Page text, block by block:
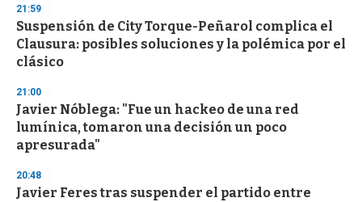
21:59
Suspensión de City Torque-Peñarol complica el
Clausura: posibles soluciones y la polémica por el
clásico
21:00
Javier Nóblega: "Fue un hackeo de una red
lumínica, tomaron una decisión un poco
apresurada"
20:48
Javier Feres tras suspender el partido entre